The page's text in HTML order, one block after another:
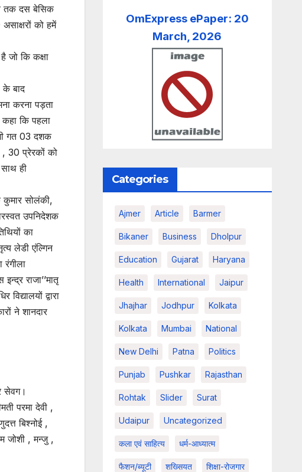
तक दस बेसिक
को हमें
जो कि कक्षा
के बाद
करना पड़ता
कि पहला
गत 03 दशक
, 30 प्रेरकों को
ही
कुमार सोलंकी,
उपनिदेशक
का
लेडी एंल्गिन
रंगीला
राजा’’मातृ
द्वारा
ने शानदार
सेवग।
परमा देवी ,
बिश्नोई ,
जोशी , मन्जु ,
OmExpress ePaper: 20
March, 2026
Categories
Ajmer Article Barmer
Bikaner Business Dholpur
Education Gujarat Haryana
Health International Jaipur
Jhajhar Jodhpur Kolkata
Kolkata Mumbai National
New Delhi Patna Politics
Punjab Pushkar Rajasthan
Rohtak Slider Surat
Udaipur Uncategorized
कला एवं साहित्य धर्म-आध्यात्म
फैशन/ब्यूटी शख्सियत शिक्षा-रोजगार